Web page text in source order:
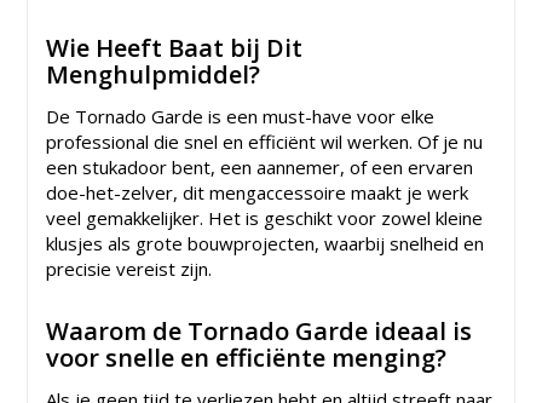
Wie Heeft Baat bij Dit
Menghulpmiddel?
De Tornado Garde is een must-have voor elke
professional die snel en efficiënt wil werken. Of je nu
een stukadoor bent, een aannemer, of een ervaren
doe-het-zelver, dit mengaccessoire maakt je werk
veel gemakkelijker. Het is geschikt voor zowel kleine
klusjes als grote bouwprojecten, waarbij snelheid en
precisie vereist zijn.
Waarom de Tornado Garde ideaal is
voor snelle en efficiënte menging?